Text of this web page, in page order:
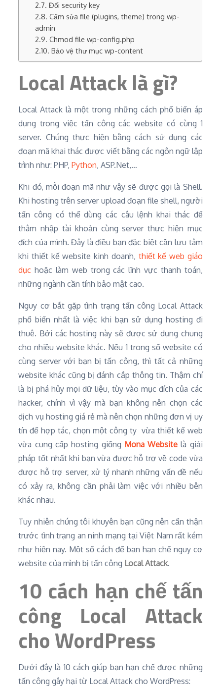
Đổi security key
Cấm sửa file (plugins, theme) trong wp-
admin
Chmod file wp-config.php
Bảo vệ thư mục wp-content
Local Attack là gì?
Local Attack là một trong những cách phổ biến áp
dụng trong việc tấn công các website có cùng 1
server. Chúng thực hiện bằng cách sử dụng các
đoạn mã khai thác được viết bằng các ngôn ngữ lập
trình như: PHP,Python, ASP.Net,…
Khi đó, mỗi đoạn mã như vậy sẽ được gọi là Shell.
Khi hosting trên server upload đoạn file shell, người
tấn công có thể dùng các câu lệnh khai thác để
thâm nhập tài khoản cùng server thực hiện mục
đích của mình. Đây là điều bạn đặc biệt cần lưu tâm
khi thiết kế website kinh doanh, thiết kế web giáo
dục hoặc làm web trong các lĩnh vực thanh toán,
những ngành cần tính bảo mật cao.
Nguy cơ bắt gặp tình trạng tấn công Local Attack
phổ biến nhất là việc khi bạn sử dụng hosting đi
thuê. Bởi các hosting này sẽ được sử dụng chung
cho nhiều website khác. Nếu 1 trong số website có
cùng server với bạn bị tấn công, thì tất cả những
website khác cũng bị đánh cắp thông tin. Thậm chí
là bị phá hủy mọi dữ liệu, tùy vào mục đích của các
hacker, chính vì vậy mà bạn không nên chọn các
dịch vụ hosting giá rẻ mà nên chọn những đơn vị uy
tín để hợp tác, chọn một công ty vừa thiết kế web
vừa cung cấp hosting giống Mona Website là giải
pháp tốt nhất khi bạn vừa được hỗ trợ về code vừa
được hỗ trợ server, xử lý nhanh những vấn đề nếu
có xảy ra, không cần phải làm việc với nhiều bên
khác nhau.
Tuy nhiên chúng tôi khuyên bạn cũng nên cẩn thận
trước tình trạng an ninh mạng tại Việt Nam rất kém
như hiện nay. Một số cách để bạn hạn chế nguy cơ
website của mình bị tấn công Local Attack.
10 cách hạn chế tấn
công Local Attack
cho WordPress
Dưới đây là 10 cách giúp bạn hạn chế được những
tấn công gây hại từ Local Attack cho WordPress: